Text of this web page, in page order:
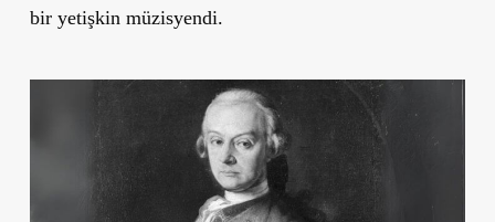
bir yetişkin müzisyendi.